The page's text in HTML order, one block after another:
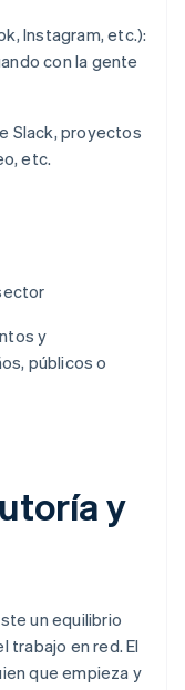
Instagram, etc.):
con la gente
Slack, proyectos
etc.
y
públicos o
y
un equilibrio
trabajo en red. El
que empieza y